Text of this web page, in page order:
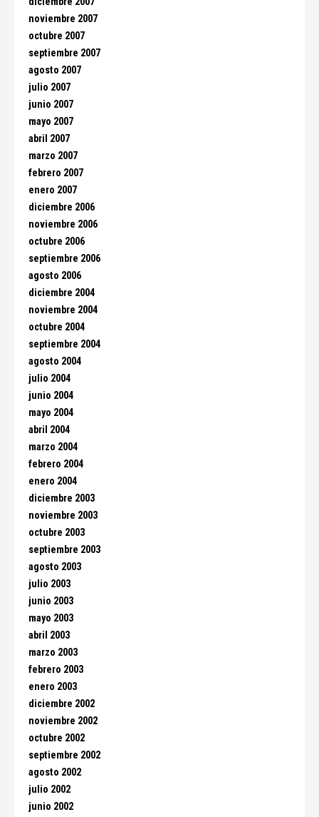
noviembre 2007
octubre 2007
septiembre 2007
agosto 2007
julio 2007
junio 2007
mayo 2007
abril 2007
marzo 2007
febrero 2007
enero 2007
diciembre 2006
noviembre 2006
octubre 2006
septiembre 2006
agosto 2006
diciembre 2004
noviembre 2004
octubre 2004
septiembre 2004
agosto 2004
julio 2004
junio 2004
mayo 2004
abril 2004
marzo 2004
febrero 2004
enero 2004
diciembre 2003
noviembre 2003
octubre 2003
septiembre 2003
agosto 2003
julio 2003
junio 2003
mayo 2003
abril 2003
marzo 2003
febrero 2003
enero 2003
diciembre 2002
noviembre 2002
octubre 2002
septiembre 2002
agosto 2002
julio 2002
junio 2002